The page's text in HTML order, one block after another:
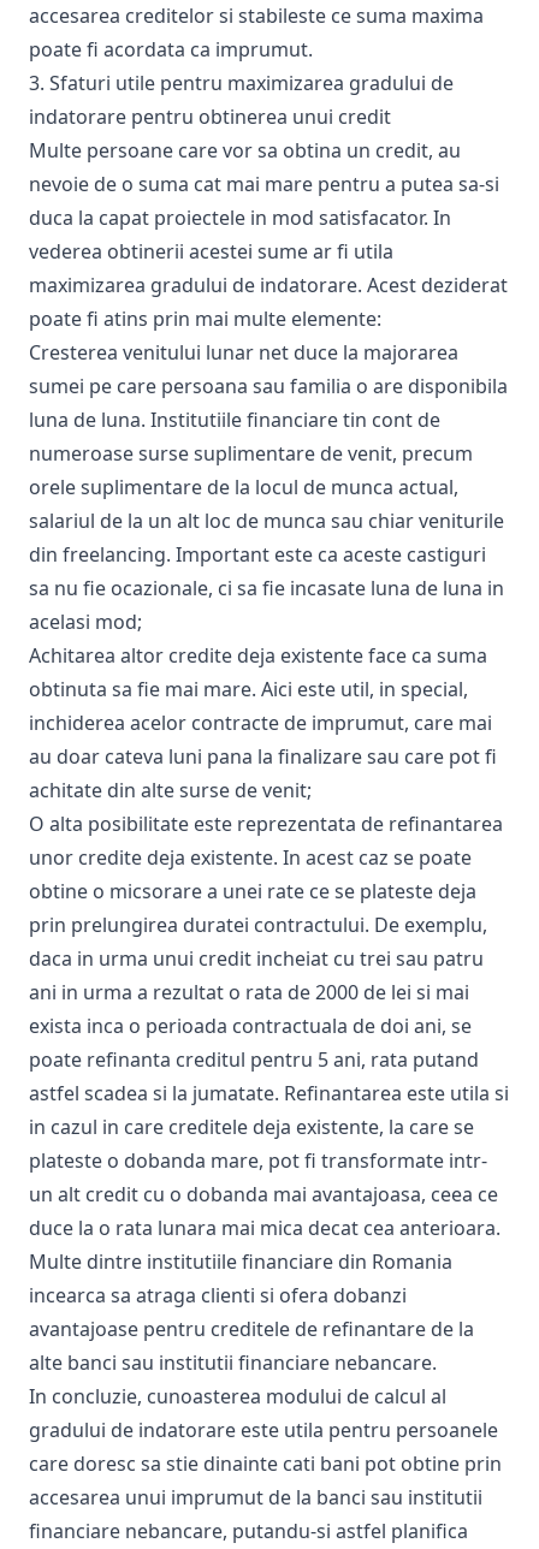
accesarea creditelor si stabileste ce suma maxima
poate fi acordata ca imprumut.
3. Sfaturi utile pentru maximizarea gradului de
indatorare pentru obtinerea unui credit
Multe persoane care vor sa obtina un credit, au
nevoie de o suma cat mai mare pentru a putea sa-si
duca la capat proiectele in mod satisfacator. In
vederea obtinerii acestei sume ar fi utila
maximizarea gradului de indatorare. Acest deziderat
poate fi atins prin mai multe elemente:
Cresterea venitului lunar net duce la majorarea
sumei pe care persoana sau familia o are disponibila
luna de luna. Institutiile financiare tin cont de
numeroase surse suplimentare de venit, precum
orele suplimentare de la locul de munca actual,
salariul de la un alt loc de munca sau chiar veniturile
din freelancing. Important este ca aceste castiguri
sa nu fie ocazionale, ci sa fie incasate luna de luna in
acelasi mod;
Achitarea altor credite deja existente face ca suma
obtinuta sa fie mai mare. Aici este util, in special,
inchiderea acelor contracte de imprumut, care mai
au doar cateva luni pana la finalizare sau care pot fi
achitate din alte surse de venit;
O alta posibilitate este reprezentata de refinantarea
unor credite deja existente. In acest caz se poate
obtine o micsorare a unei rate ce se plateste deja
prin prelungirea duratei contractului. De exemplu,
daca in urma unui credit incheiat cu trei sau patru
ani in urma a rezultat o rata de 2000 de lei si mai
exista inca o perioada contractuala de doi ani, se
poate refinanta creditul pentru 5 ani, rata putand
astfel scadea si la jumatate. Refinantarea este utila si
in cazul in care creditele deja existente, la care se
plateste o dobanda mare, pot fi transformate intr-
un alt credit cu o dobanda mai avantajoasa, ceea ce
duce la o rata lunara mai mica decat cea anterioara.
Multe dintre institutiile financiare din Romania
incearca sa atraga clienti si ofera dobanzi
avantajoase pentru creditele de refinantare de la
alte banci sau institutii financiare nebancare.
In concluzie, cunoasterea modului de calcul al
gradului de indatorare este utila pentru persoanele
care doresc sa stie dinainte cati bani pot obtine prin
accesarea unui imprumut de la banci sau institutii
financiare nebancare, putandu-si astfel planifica